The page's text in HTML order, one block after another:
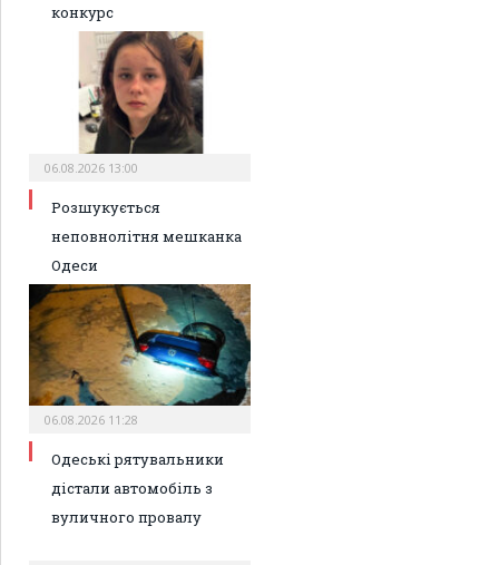
конкурс
06.08.2026 13:00
Розшукується
неповнолітня мешканка
Одеси
06.08.2026 11:28
Одеські рятувальники
дістали автомобіль з
вуличного провалу